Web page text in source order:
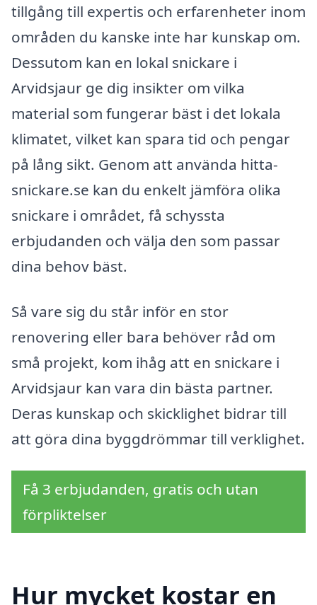
tillgång till expertis och erfarenheter inom
områden du kanske inte har kunskap om.
Dessutom kan en lokal snickare i
Arvidsjaur ge dig insikter om vilka
material som fungerar bäst i det lokala
klimatet, vilket kan spara tid och pengar
på lång sikt. Genom att använda hitta-
snickare.se kan du enkelt jämföra olika
snickare i området, få schyssta
erbjudanden och välja den som passar
dina behov bäst.
Så vare sig du står inför en stor
renovering eller bara behöver råd om
små projekt, kom ihåg att en snickare i
Arvidsjaur kan vara din bästa partner.
Deras kunskap och skicklighet bidrar till
att göra dina byggdrömmar till verklighet.
Få 3 erbjudanden, gratis och utan
förpliktelser
Hur mycket kostar en